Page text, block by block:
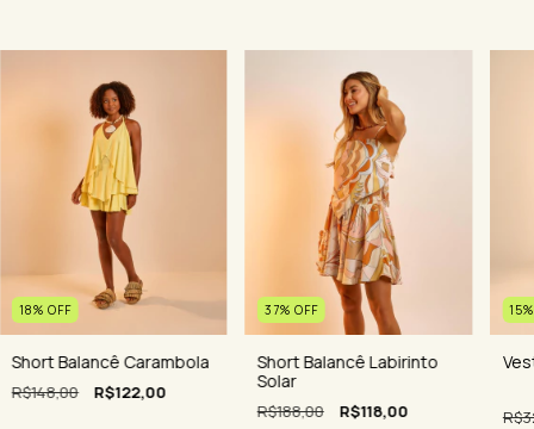
18% OFF
Short Balancê Carambola
R$148,00 R$122,00
37% OFF
Short Balancê Labirinto
Solar
R$188,00 R$118,00
15